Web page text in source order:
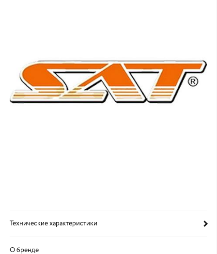
Технические характеристики
О бренде